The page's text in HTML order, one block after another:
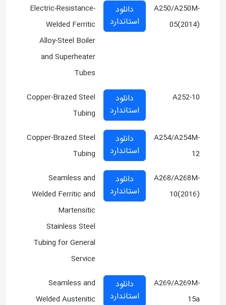
A250/A250M-
05(2014)
دانلود
استاندارد
Electric-Resistance-
Welded Ferritic
Alloy-Steel Boiler
and Superheater
Tubes
A252-10
دانلود
استاندارد
Copper-Brazed Steel
Tubing
A254/A254M-
12
دانلود
استاندارد
Copper-Brazed Steel
Tubing
A268/A268M-
10(2016)
دانلود
استاندارد
Seamless and
Welded Ferritic and
Martensitic
Stainless Steel
Tubing for General
Service
A269/A269M-
15a
دانلود
استاندارد
Seamless and
Welded Austenitic